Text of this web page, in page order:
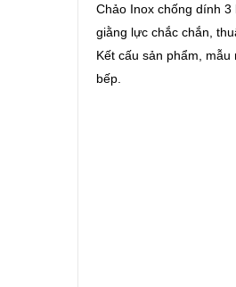
Chảo Inox chống dính 3
giằng lực chắc chắn,
Kết cấu sản phẩm,
bếp.